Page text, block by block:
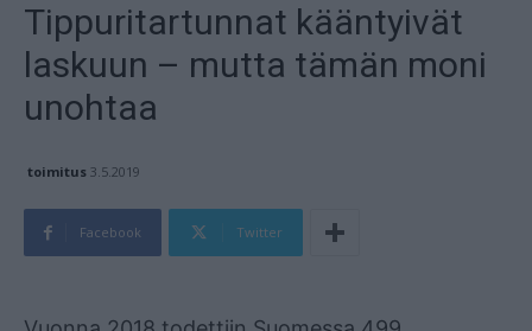
Tippuritartunnat kääntyivät
laskuun – mutta tämän moni
unohtaa
toimitus 3.5.2019
Facebook Twitter